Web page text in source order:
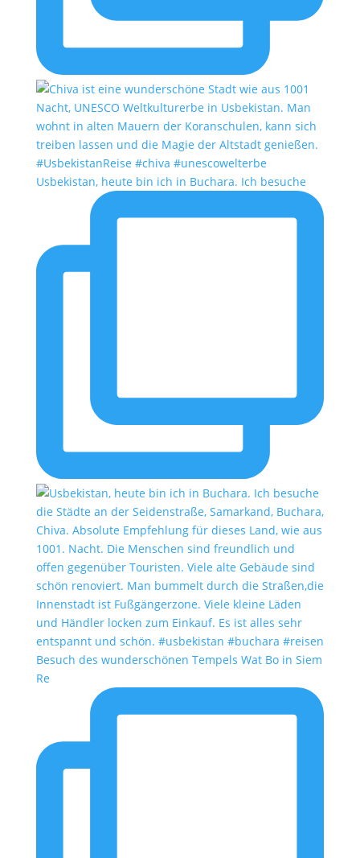
Usbekistan, heute bin ich in Buchara. Ich besuche
Besuch des wunderschönen Tempels Wat Bo in Siem
Re